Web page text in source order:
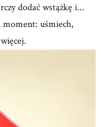
dodać wstążkę i...
uśmiech,